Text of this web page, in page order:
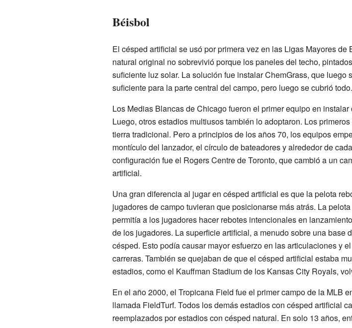
Béisbol
El césped artificial se usó por primera vez en las Ligas Mayores
natural original no sobrevivió porque los paneles del techo,
suficiente luz solar. La solución fue instalar ChemGrass, que
suficiente para la parte central del campo, pero luego se cubrió todo.
Los Medias Blancas de Chicago fueron el primer equipo en
Luego, otros estadios multiusos también lo adoptaron. Los
tierra tradicional. Pero a principios de los años 70, los equipos
montículo del lanzador, el círculo de bateadores y alrededor de
configuración fue el Rogers Centre de Toronto, que cambió a un
artificial.
Una gran diferencia al jugar en césped artificial es que la pelota
jugadores de campo tuvieran que posicionarse más atrás. La
permitía a los jugadores hacer rebotes intencionales en
de los jugadores. La superficie artificial, a menudo sobre una base
césped. Esto podía causar mayor esfuerzo en las articulaciones y
carreras. También se quejaban de que el césped artificial estaba
estadios, como el Kauffman Stadium de los Kansas City Royals,
En el año 2000, el Tropicana Field fue el primer campo de la MLB
llamada FieldTurf. Todos los demás estadios con césped artificial
reemplazados por estadios con césped natural. En solo 13 años,